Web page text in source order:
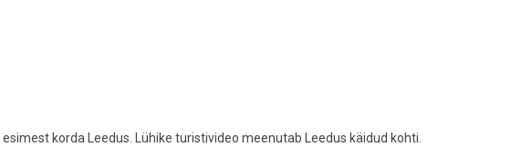
korda Leedus. Lühike turistivideo meenutab Leedus käidud kohti.